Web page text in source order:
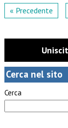
« Precedente
Cerca nel sito
Cerca